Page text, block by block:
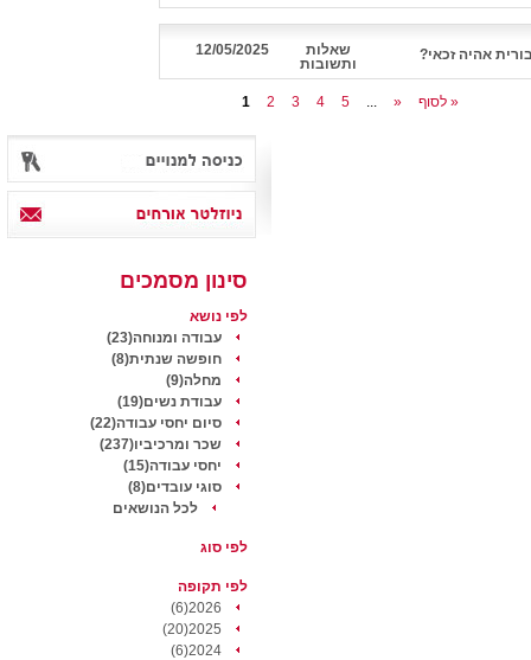
אהיה זכאי? 12/05/2025
שאלות
ותשובות
1 2 3 4 5 ... » לסוף »
סינון מסמכים
לפי נושא
עבודה ומנוחה(23)
חופשה שנתית(8)
מחלה(9)
עבודת נשים(19)
סיום יחסי עבודה(22)
שכר ומרכיביו(237)
יחסי עבודה(15)
סוגי עובדים(8)
לכל הנושאים
לפי סוג
לפי תקופה
2026(6)
2025(20)
2024(6)